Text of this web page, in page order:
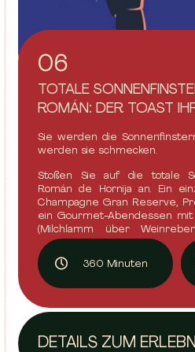
06
TOTALE
ROMÁN: DER TOAST
Sie werden die
werden sie schmecken.
Stoßen Sie auf die totale
Román de Hornija an. Ein
Champagne Gran Reserve,
ein Gourmet-Abendessen mit
(Milchlamm über
Beobachtungen mit Experten
für das Ereignis des
jetzt Ihr Ticket!
360 Minuten
DETAILS ZUM